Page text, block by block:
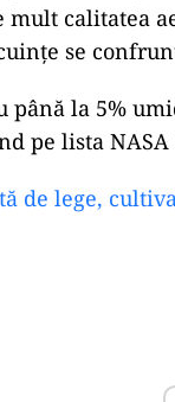
mult calitatea
se
până la 5%
pe lista
de lege,